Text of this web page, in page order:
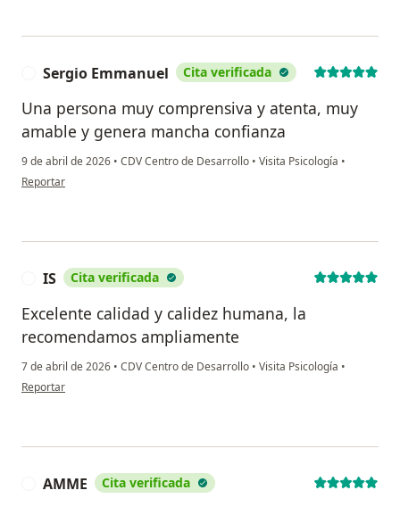
Sergio Emmanuel Cita verificada
Una persona muy comprensiva y atenta, muy
amable y genera mancha confianza
9 de abril de 2026 • CDV Centro de Desarrollo • Visita Psicología •
en opinión del usuario Sergio Emmanuel
Reportar
IS Cita verificada
Excelente calidad y calidez humana, la
recomendamos ampliamente
7 de abril de 2026 • CDV Centro de Desarrollo • Visita Psicología •
en opinión del usuario IS
Reportar
AMME Cita verificada